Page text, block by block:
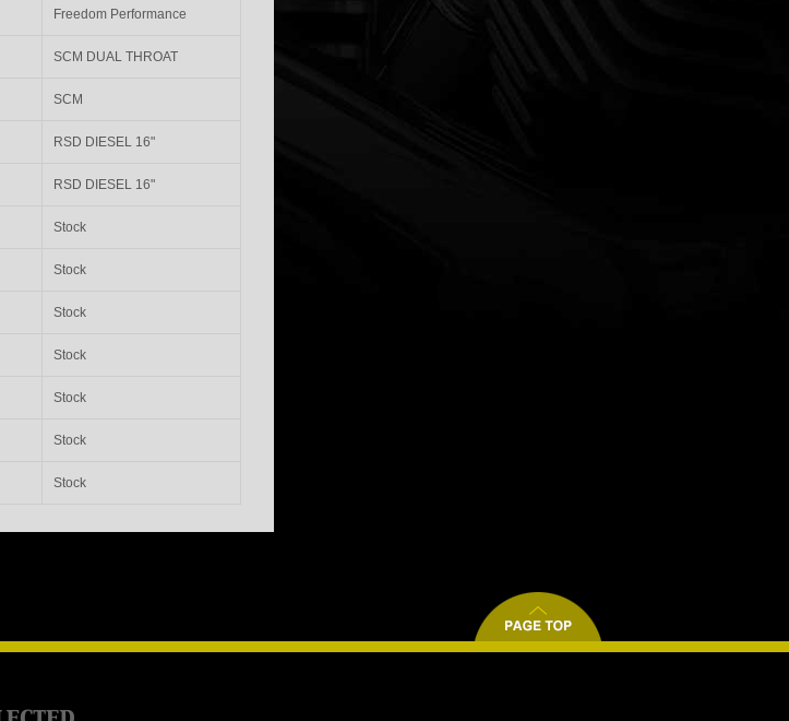
Freedom Performance
SCM DUAL THROAT
SCM
RSD DIESEL 16"
RSD DIESEL 16"
Stock
Stock
Stock
Stock
Stock
Stock
Stock